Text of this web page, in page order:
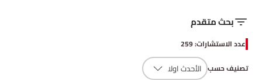
بحث متقدم
عدد الاستشارات: 259
تصنيف حسب